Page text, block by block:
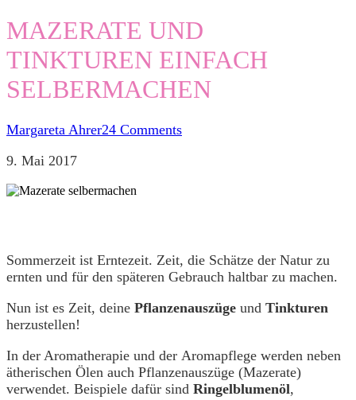
MAZERATE UND
TINKTUREN EINFACH
SELBERMACHEN
Margareta Ahrer24 Comments
9. Mai 2017
Sommerzeit ist Erntezeit. Zeit, die Schätze der Natur zu
ernten und für den späteren Gebrauch haltbar zu machen.
Nun ist es Zeit, deine Pflanzenauszüge und Tinkturen
herzustellen!
In der Aromatherapie und der Aromapflege werden neben
ätherischen Ölen auch Pflanzenauszüge (Mazerate)
verwendet. Beispiele dafür sind Ringelblumenöl,